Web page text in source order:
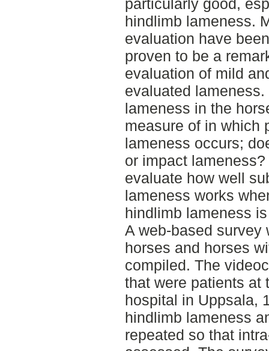
particularly good,
hindlimb lameness.
evaluation have
proven to be a
evaluation of mild
evaluated
lameness in the
measure of in which
lameness occurs;
or impact
evaluate how well
lameness works
hindlimb lameness
A web-based survey
horses and horses
compiled. The
that were patients at
hospital in Uppsala,
hindlimb lameness
repeated so that